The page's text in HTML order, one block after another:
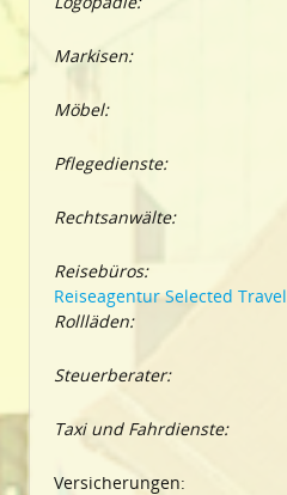
Markisen:
Möbel:
Pflegedienste:
Rechtsanwälte:
Reisebüros:
Reiseagentur Selected Travel
Rollläden:
Steuerberater:
Taxi und Fahrdienste:
Versicherungen: